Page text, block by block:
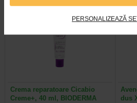
PERSONALIZEAZĂ
Preț redus: 41.34 Lei
Crema reparatoare Cicabio
Creme+, 40 ml, BIODERMA
dus